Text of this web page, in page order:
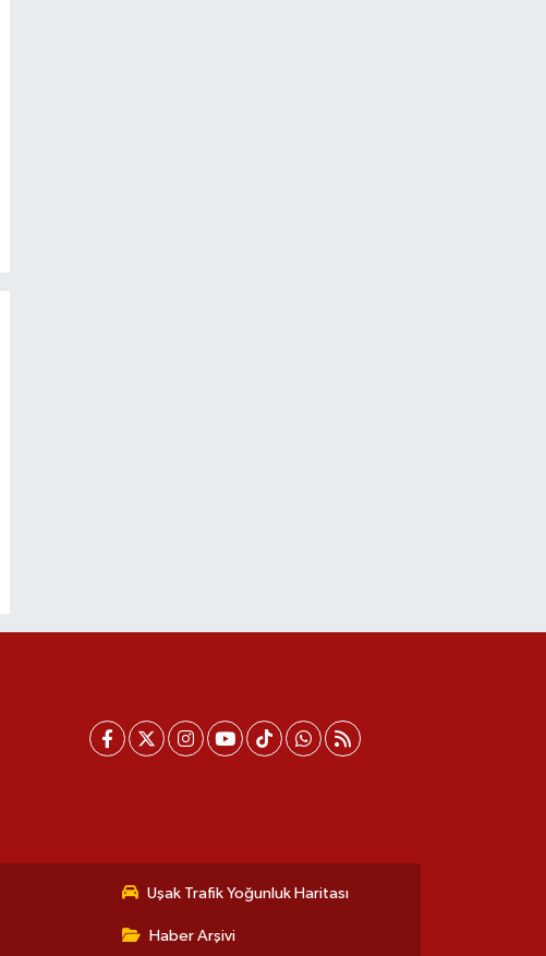
Uşak Trafik Yoğunluk Haritası
Haber Arşivi